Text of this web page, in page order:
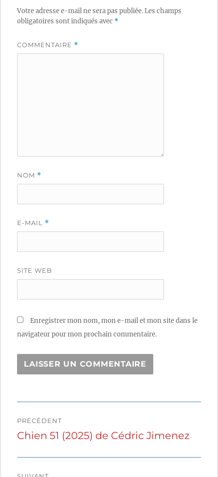
Votre adresse e-mail ne sera pas publiée.Les champs
obligatoires sont indiqués avec *
COMMENTAIRE *
NOM *
E-MAIL *
SITE WEB
Enregistrer mon nom, mon e-mail et mon site dans le
navigateur pour mon prochain commentaire.
de
PRÉCÉDENT
Publication
Chien 51 (2025) de Cédric Jimenez